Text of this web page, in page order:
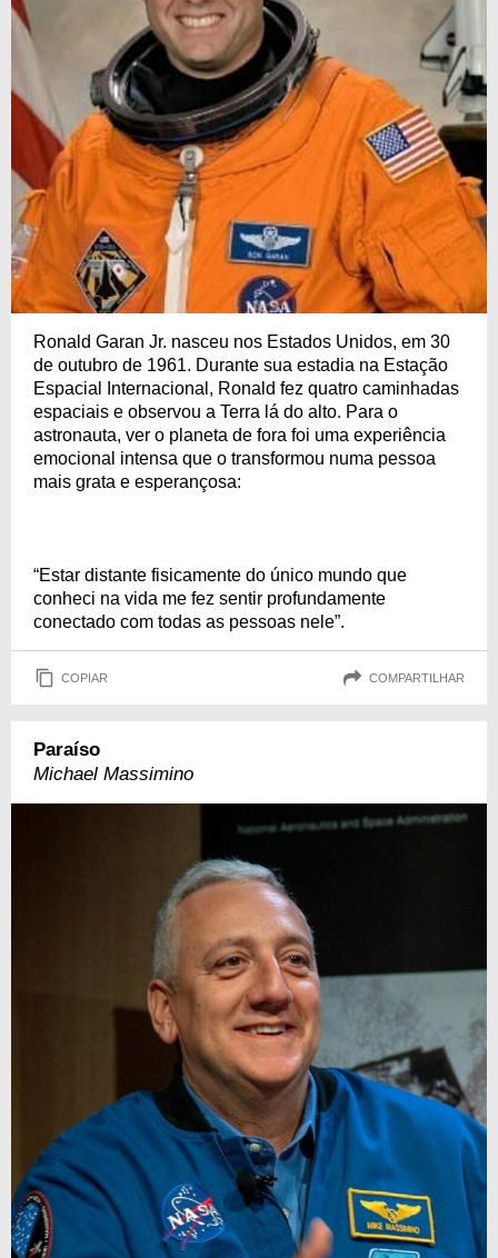
Ronald Garan Jr. nasceu nos Estados Unidos, em 30
de outubro de 1961. Durante sua estadia na Estação
Espacial Internacional, Ronald fez quatro caminhadas
espaciais e observou a Terra lá do alto. Para o
astronauta, ver o planeta de fora foi uma experiência
emocional intensa que o transformou numa pessoa
mais grata e esperançosa:
“Estar distante fisicamente do único mundo que
conheci na vida me fez sentir profundamente
conectado com todas as pessoas nele”.
COPIAR COMPARTILHAR
Paraíso
Michael Massimino